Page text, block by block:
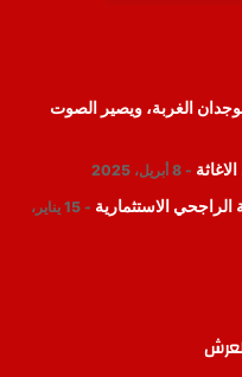
الغربة، ويصير الصوت
8 أبريل، 2025
الاستثمارية
15 يناير،